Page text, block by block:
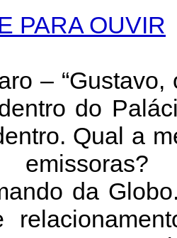
PARA OUVIR
–
do
Qual a
da